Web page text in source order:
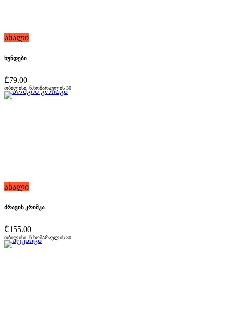
ახალი
ხუნდები
₾79.00
თბილისი, ნ.ხოშარაულის 30
ახალი
ძრავის კრიშკა
₾155.00
თბილისი, ნ.ხოშარაულის 30